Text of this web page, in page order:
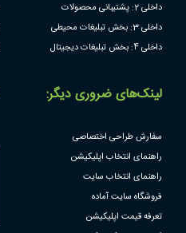
داخلی 2: پشتیبانی محصولات
داخلی 3: بخش تبلیغات محیطی
داخلی 4: بخش تبلیغات دیجیتال
لینک‌های ضروری دیگر:
سفارش طراحی اختصاصی
راهنمای انتخاب اپلیکیشن
راهنمای انتخاب سایت
فروشگاه سایت آماده
تعرفه قیمت اپلیکیشن